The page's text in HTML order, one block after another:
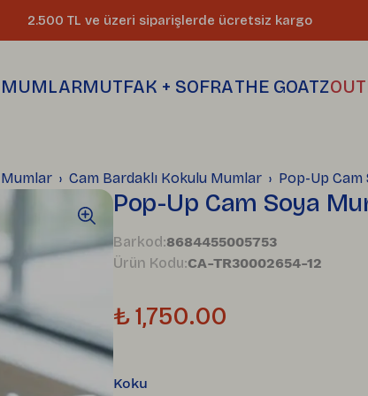
2.500 TL ve üzeri siparişlerde ücretsiz kargo
Dikkat
MUMLAR
Her mum
MUTFAK + SOFRA
Kahve +
THE GOATZ
Mumlar Cam Bardaklı Kokulu Mumlar Pop-Up
Pop-Up Cam Soya
Barkod:8684455005753
Ürün Kodu:CA-TR30002654-12
₺ 1,750.00
Koku